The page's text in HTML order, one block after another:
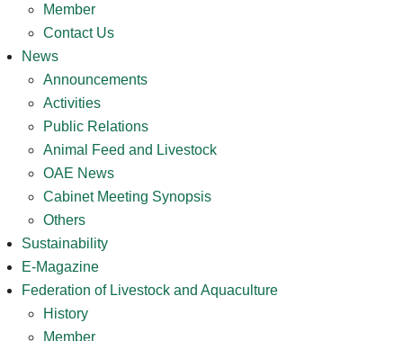
Member
Contact Us
News
Announcements
Activities
Public Relations
Animal Feed and Livestock
OAE News
Cabinet Meeting Synopsis
Others
Sustainability
E-Magazine
Federation of Livestock and Aquaculture
History
Member